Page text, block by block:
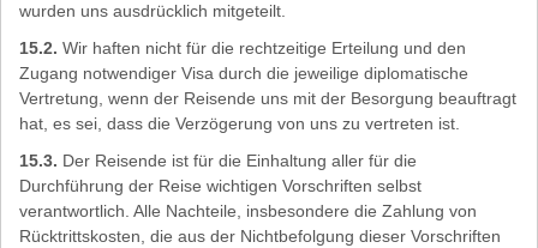
wurden uns ausdrücklich mitgeteilt.
15.2. Wir haften nicht für die rechtzeitige Erteilung und den
Zugang notwendiger Visa durch die jeweilige diplomatische
Vertretung, wenn der Reisende uns mit der Besorgung beauftragt
hat, es sei, dass die Verzögerung von uns zu vertreten ist.
15.3. Der Reisende ist für die Einhaltung aller für die
Durchführung der Reise wichtigen Vorschriften selbst
verantwortlich. Alle Nachteile, insbesondere die Zahlung von
Rücktrittskosten, die aus der Nichtbefolgung dieser Vorschriften